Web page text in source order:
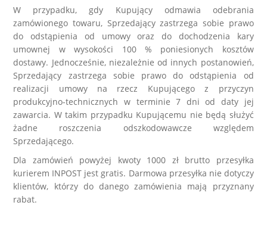
W przypadku, gdy Kupujący odmawia odebrania
zamówionego towaru, Sprzedający zastrzega sobie prawo
do odstąpienia od umowy oraz do dochodzenia kary
umownej w wysokości 100 % poniesionych kosztów
dostawy. Jednocześnie, niezależnie od innych postanowień,
Sprzedający zastrzega sobie prawo do odstąpienia od
realizacji umowy na rzecz Kupującego z przyczyn
produkcyjno-technicznych w terminie 7 dni od daty jej
zawarcia. W takim przypadku Kupującemu nie będą służyć
żadne roszczenia odszkodowawcze względem
Sprzedającego.
Dla zamówień powyżej kwoty 1000 zł brutto przesyłka
kurierem INPOST jest gratis. Darmowa przesyłka nie dotyczy
klientów, którzy do danego zamówienia mają przyznany
rabat.